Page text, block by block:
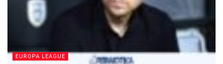
EUROPA LEAGUE